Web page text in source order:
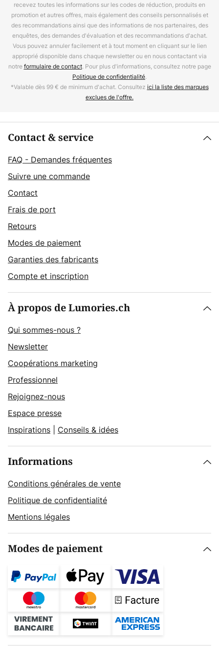
recevez toutes les informations sur les codes de réduction, produits en
promotion et autres offres, mais également des conseils personnalisés et
des recommandations ainsi que des informations de nos partenaires, des
enquêtes, des demandes d'évaluation et des recommandations d'achat.
Vous pouvez annuler facilement et à tout moment en cliquant sur le lien
approprié disponible dans chaque newsletter ou en nous contactant via
notreformulaire de contact. Pour plus d'informations, consultez notre page
Politique de confidentialité.
*Valable dès 99 € de minimum d'achat. Consultez ici la liste des marques
exclues de l'offre.
Contact & service
FAQ - Demandes fréquentes
Suivre une commande
Contact
Frais de port
Retours
Modes de paiement
Garanties des fabricants
Compte et inscription
À propos de Lumories.ch
Qui sommes-nous ?
Newsletter
Coopérations marketing
Professionnel
Rejoignez-nous
Espace presse
Inspirations
Conseils & idées
Informations
Conditions générales de vente
Politique de confidentialité
Mentions légales
Modes de paiement